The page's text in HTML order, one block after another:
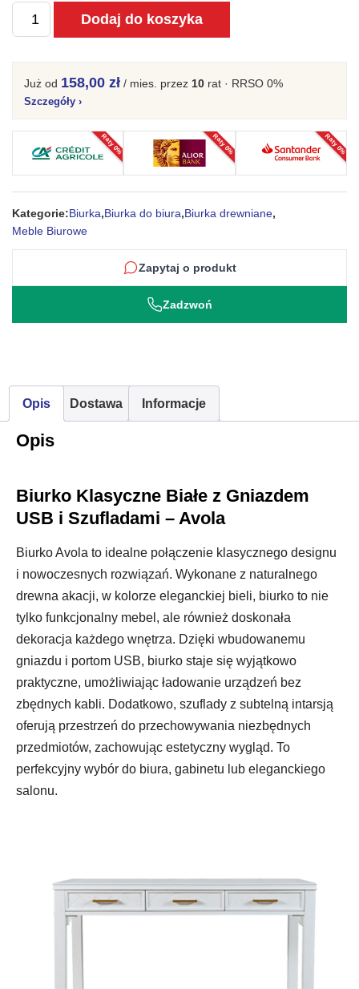
ilość
Biurko
białe
–
Avola
Dodaj do koszyka
Już od 158,00 zł / mies. przez 10 rat · RRSO 0%
Szczegóły ›
Raty 0% Raty 0% Raty 0%
Kategorie:Biurka,Biurka do biura,Biurka drewniane,
Meble Biurowe
Zapytaj o produkt
Zadzwoń
Opis Dostawa Informacje
Opis
Biurko Klasyczne Białe z Gniazdem
USB i Szufladami – Avola
Biurko Avola to idealne połączenie klasycznego designu
i nowoczesnych rozwiązań. Wykonane z naturalnego
drewna akacji, w kolorze eleganckiej bieli, biurko to nie
tylko funkcjonalny mebel, ale również doskonała
dekoracja każdego wnętrza. Dzięki wbudowanemu
gniazdu i portom USB, biurko staje się wyjątkowo
praktyczne, umożliwiając ładowanie urządzeń bez
zbędnych kabli. Dodatkowo, szuflady z subtelną intarsją
oferują przestrzeń do przechowywania niezbędnych
przedmiotów, zachowując estetyczny wygląd. To
perfekcyjny wybór do biura, gabinetu lub eleganckiego
salonu.